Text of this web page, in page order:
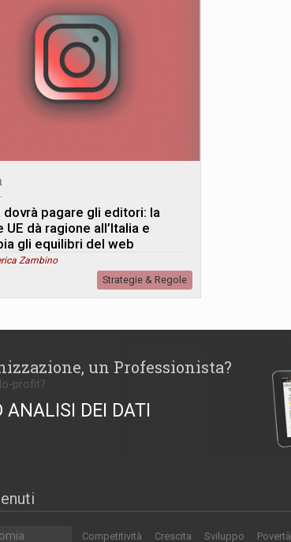
dovrà pagare gli editori: la
UE dà ragione all’Italia e
gli equilibri del web
Zambino
Strategie & Regole
un Professionista?
profit?
ANALISI DEI DATI
Competitività Crescita Sviluppo Povertà